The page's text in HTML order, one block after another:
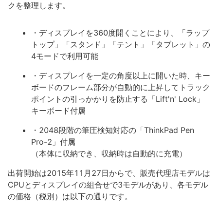
クを整理します。
・ディスプレイを360度開くことにより、「ラップ
トップ」「スタンド」「テント」「タブレット」の
4モードで利用可能
・ディスプレイを一定の角度以上に開いた時、キー
ボードのフレーム部分が自動的に上昇してトラック
ポイントの引っかかりを防止する「Lift'n' Lock」
キーボード付属
・2048段階の筆圧検知対応の「ThinkPad Pen
Pro-2」付属
（本体に収納でき、収納時は自動的に充電）
出荷開始は2015年11月27日からで、販売代理店モデルは
CPUとディスプレイの組合せで3モデルがあり、各モデル
の価格（税別）は以下の通りです。